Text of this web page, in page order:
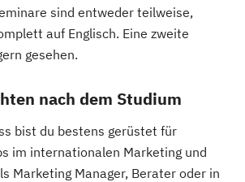
sind entweder teilweise,
auf Englisch. Eine zweite
gesehen.
nach dem Studium
bist du bestens gerüstet für
im internationalen Marketing und
Marketing Manager, Berater oder in